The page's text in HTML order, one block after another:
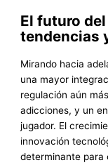
El futuro
tendencias
Mirando hacia
una mayor
regulación aún
adicciones, y un
jugador. El
innovación
determinante para